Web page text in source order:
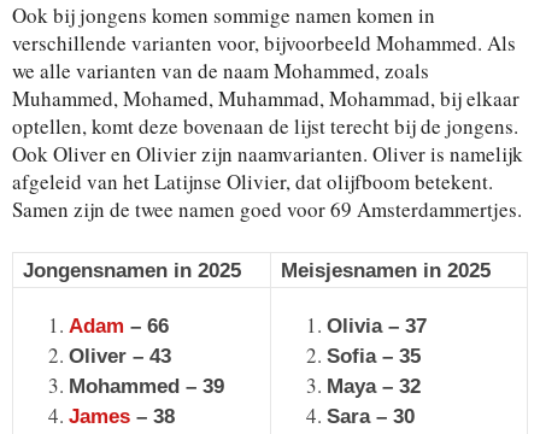
Ook bij jongens komen sommige namen komen in
verschillende varianten voor, bijvoorbeeld Mohammed. Als
we alle varianten van de naam Mohammed, zoals
Muhammed, Mohamed, Muhammad, Mohammad, bij elkaar
optellen, komt deze bovenaan de lijst terecht bij de jongens.
Ook Oliver en Olivier zijn naamvarianten. Oliver is namelijk
afgeleid van het Latijnse Olivier, dat olijfboom betekent.
Samen zijn de twee namen goed voor 69 Amsterdammertjes.
Jongensnamen in 2025 Meisjesnamen in 2025
Adam – 66
Oliver – 43
Mohammed – 39
James – 38
Olivia – 37
Sofia – 35
Maya – 32
Sara – 30